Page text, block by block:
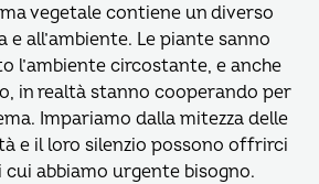
vegetale contiene un diverso
all’ambiente. Le piante sanno
l’ambiente circostante, e anche
in realtà stanno cooperando per
Impariamo dalla mitezza delle
e il loro silenzio possono offrirci
abbiamo urgente bisogno.